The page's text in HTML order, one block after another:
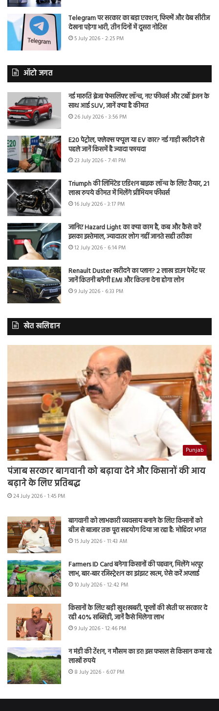
Telegram पर सरकार का बड़ा एक्शन, फिल्में और वेब सीरीज
देखना पड़ेगा भारी, तीन दिनों में दूसरा नोटिस
5 July 2026 - 2:25 PM
ऑटो जगत
नई मारुति ब्रेजा फेसलिफ्ट लॉन्च, नए फीचर्स और टर्बो इंजन के
साथ आई SUV, जानें क्या है कीमत
26 July 2026 - 3:56 PM
E20 पेट्रोल, फ्लेक्स फ्यूल या EV कार? नई गाड़ी खरीदने से
पहले जानें किसमें है ज्यादा फायदा
23 July 2026 - 7:41 PM
Triumph की लिमिटेड एडिशन बाइक लॉन्च के लिए तैयार, 21
लाख रुपये कीमत में मिलेंगे प्रीमियम फीचर्स
16 July 2026 - 3:17 PM
जानिए Hazard Light का क्या काम है, कब और कैसे करें
इसका इस्तेमाल, ज्यादातर लोग नहीं जानते सही तरीका
12 July 2026 - 6:14 PM
Renault Duster खरीदने का प्लान? 2 लाख डाउन पेमेंट पर
जानें कितनी बनेगी EMI और कितना देना होगा लोन
9 July 2026 - 6:33 PM
खेत खलिहान
Punjab
पंजाब सरकार बागवानी को बढ़ावा देने और किसानों की आय
बढ़ाने के लिए प्रतिबद्ध
24 July 2026 - 1:45 PM
बागवानी को लाभकारी व्यवसाय बनाने के लिए किसानों को
बीज से बाजार तक पूरा सहयोग दिया जा रहा है: मोहिंदर भगत
15 July 2026 - 11:43 AM
Farmers ID Card बनेगा किसानों की पहचान, मिलेंगे भरपूर
लाभ, बार-बार रजिस्ट्रेशन का झंझट खत्म, ऐसे करें अप्लाई
10 July 2026 - 12:42 PM
किसानों के लिए बड़ी खुशखबरी, फूलों की खेती पर सरकार दे
रही 40% सब्सिडी, जानें कैसे मिलेगा लाभ
9 July 2026 - 12:46 PM
न मंडी की टेंशन, न मौसम का डर! इस फसल से किसान कमा रहे
लाखों रुपये
8 July 2026 - 6:07 PM